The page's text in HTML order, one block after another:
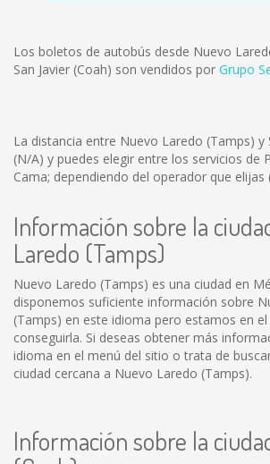
Los boletos de autobús desde Nuevo
San Javier (Coah) son vendidos por Grupo
La distancia entre Nuevo Laredo (Tamps) y
(N/A) y puedes elegir entre los servicios de
Cama; dependiendo del operador que elijas
Información sobre la
Laredo (Tamps)
Nuevo Laredo (Tamps) es una ciudad en
disponemos suficiente información sobre
(Tamps) en este idioma pero estamos en
conseguirla. Si deseas obtener más
idioma en el menú del sitio o trata de
ciudad cercana a Nuevo Laredo (Tamps).
Información sobre la